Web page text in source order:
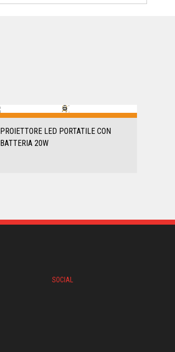
PROIETTORE LED PORTATILE CON
BATTERIA 20W
SOCIAL